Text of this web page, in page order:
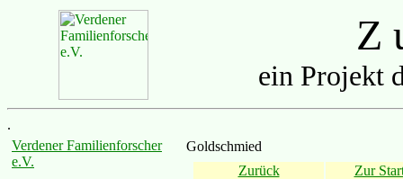
Z
ein Projekt
.
Verdener Familienforscher
e.V.
Goldschmied
Zurück
Zur